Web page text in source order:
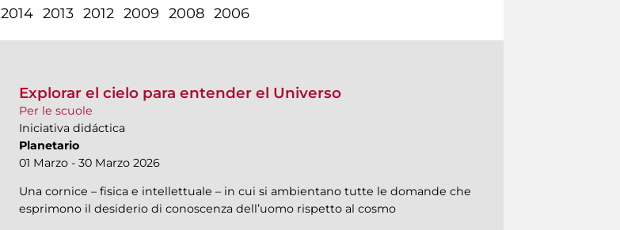
2014 2013 2012 2009 2008 2006
Explorar el cielo para entender el Universo
Per le scuole
Iniciativa didáctica
Planetario
01 Marzo - 30 Marzo 2026
Una cornice – fisica e intellettuale – in cui si ambientano tutte le domande che
esprimono il desiderio di conoscenza dell’uomo rispetto al cosmo